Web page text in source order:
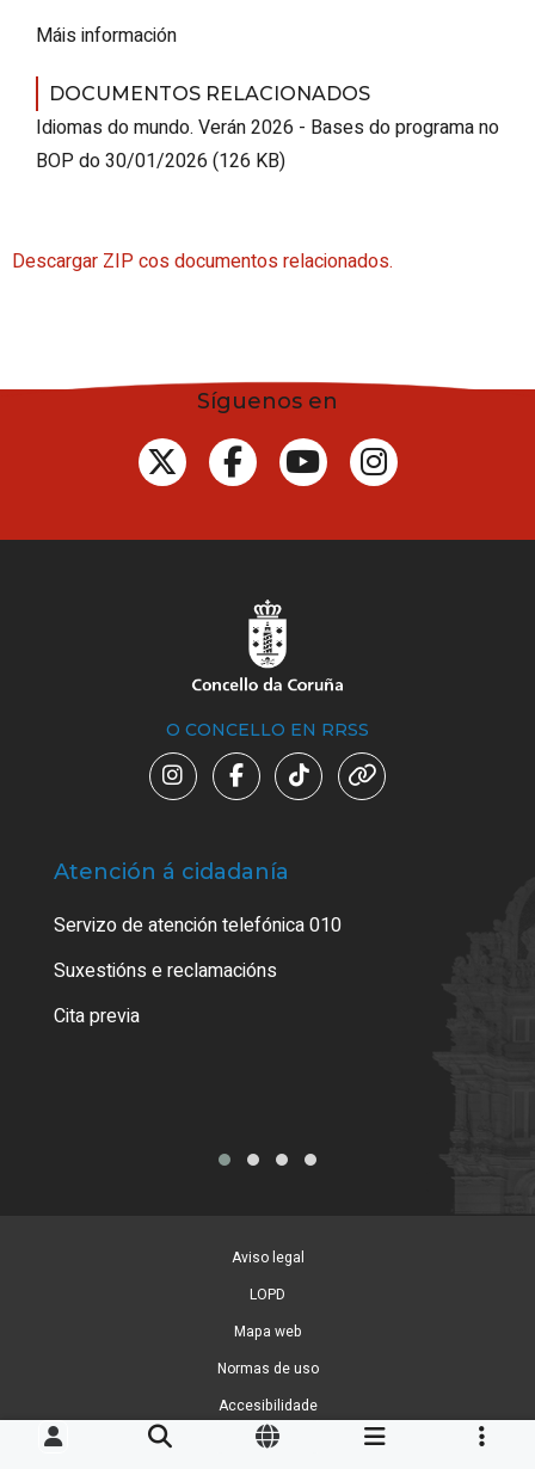
Máis información
DOCUMENTOS RELACIONADOS
Idiomas do mundo. Verán 2026 - Bases do programa no
BOP do 30/01/2026 (126 KB)
Descargar ZIP cos documentos relacionados.
Síguenos en
O CONCELLO EN RRSS
Atención á cidadanía
Servizo de atención telefónica 010
Suxestións e reclamacións
Cita previa
Aviso legal
LOPD
Mapa web
Normas de uso
Accesibilidade
Xestión de cookies